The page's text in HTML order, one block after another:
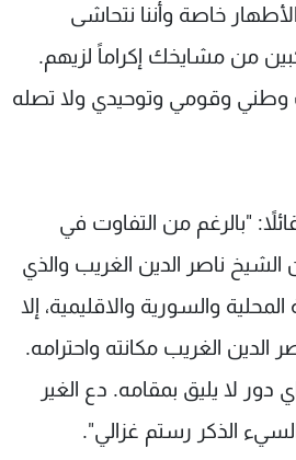
خاصة وأننا نتحاشى
من مشايخك إكراماً لزيهم.
وطني وقومي وتوحيدي ولا تصله
"بالرغم من التفاوت في
الشيخ ناصر الدين الغريب والذي
والسورية والاقليمية، إلا
الدين الغريب مكانته واحترامه.
دور لا يليق بمقامه. دع الغير
الذكر رستم غزالي".